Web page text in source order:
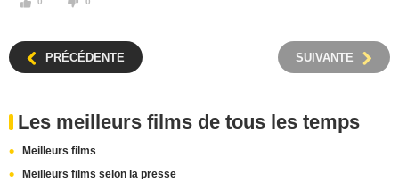
PRÉCÉDENTE SUIVANTE
Les meilleurs films de tous les temps
Meilleurs films
Meilleurs films selon la presse